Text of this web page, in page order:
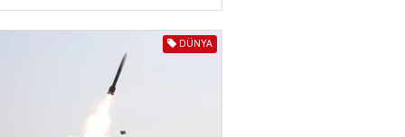
başçısı göndərildi
4389
Son illərdə Bakı ilə Bişkek
arasında əlaqələr sürətlə
DÜNYA